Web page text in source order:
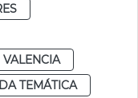
VALENCIA
TEMÁTICA